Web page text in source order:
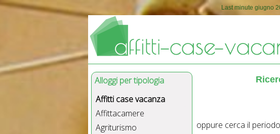
Last minute giugno
Alloggi per tipologia
Affitti case vacanza
Affittacamere
Agriturismo
oppure cerca il